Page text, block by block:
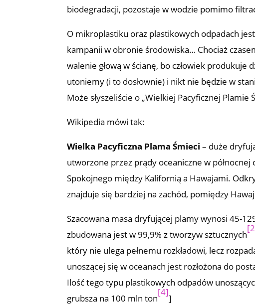
biodegradacji, pozostaje w wodzie pomimo
O mikroplastiku oraz plastikowych odpadach
kampanii w obronie środowiska… Chociaż
walenie głową w ścianę, bo człowiek
utoniemy (i to dosłownie) i nikt nie będzie w
Może słyszeliście o „Wielkiej Pacyficznej Plamie
Wikipedia mówi tak:
Wielka Pacyficzna Plama Śmieci – duże
utworzone przez prądy oceaniczne w północnej
Spokojnego między Kalifornią a Hawajami.
znajduje się bardziej na zachód, pomiędzy
Szacowana masa dryfującej plamy wynosi 45-
zbudowana jest w 99,9% z tworzyw sztucznych
który nie ulega pełnemu rozkładowi, lecz
unoszącej się w oceanach jest rozłożona do
Ilość tego typu plastikowych odpadów
grubsza na 100 mln ton
[4]
]